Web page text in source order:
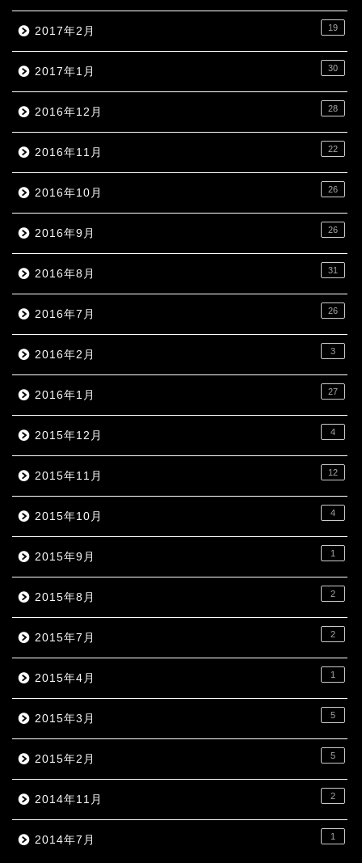
2017年2月 19
2017年1月 30
2016年12月 28
2016年11月 22
2016年10月 26
2016年9月 26
2016年8月 31
2016年7月 26
2016年2月 3
2016年1月 27
2015年12月 4
2015年11月 12
2015年10月 4
2015年9月 1
2015年8月 2
2015年7月 2
2015年4月 1
2015年3月 5
2015年2月 5
2014年11月 2
2014年7月 1